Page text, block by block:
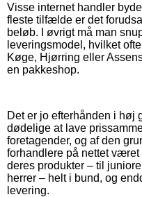
Visse internet handler
fleste tilfælde er det
beløb. I øvrigt må man
leveringsmodel, hvilket
Køge, Hjørring eller
en pakkeshop.
Det er jo efterhånden i høj
dødelige at lave
foretagender, og af den
forhandlere på nettet været
deres produkter – til
herrer – helt i bund, og
levering.